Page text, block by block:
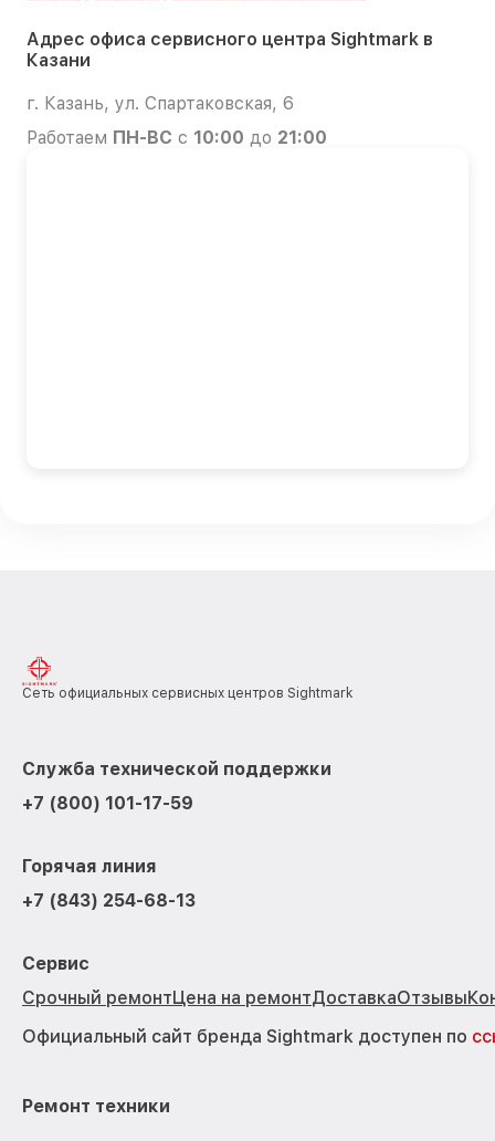
Адрес офиса сервисного центра Sightmark в
Казани
г. Казань, ул. Спартаковская, 6
Работаем ПН-ВС с 10:00 до 21:00
Сеть официальных сервисных центров Sightmark
Служба технической поддержки
+7 (800) 101-17-59
Горячая линия
+7 (843) 254-68-13
Сервис
Срочный ремонтЦена на ремонтДоставкаОтзывы
Официальный сайт бренда Sightmark доступен по
Ремонт техники